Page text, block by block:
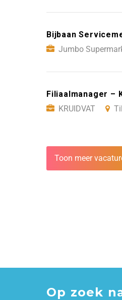
Bijbaan
Jumbo
Filiaalmanager –
KRUIDVAT
Toon meer
Op zoek